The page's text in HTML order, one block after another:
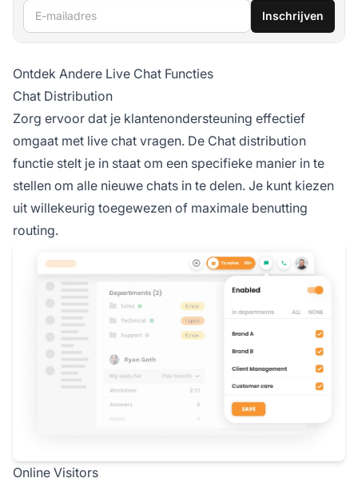
E-mailadres Inschrijven
Ontdek Andere Live Chat Functies
Chat Distribution
Zorg ervoor dat je klantenondersteuning effectief
omgaat met live chat vragen. De Chat distribution
functie stelt je in staat om een specifieke manier in te
stellen om alle nieuwe chats in te delen. Je kunt kiezen
uit willekeurig toegewezen of maximale benutting
routing.
Online Visitors